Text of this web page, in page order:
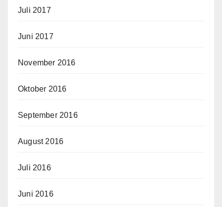
Juli 2017
Juni 2017
November 2016
Oktober 2016
September 2016
August 2016
Juli 2016
Juni 2016